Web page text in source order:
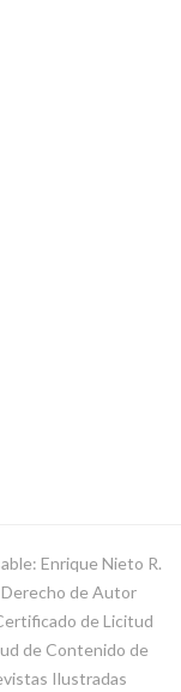
Enrique Nieto R.
de Autor
de Licitud
de Contenido de
Ilustradas